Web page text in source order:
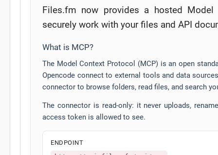
Files.fm now provides a hosted
securely work with your files and API
What is MCP?
The Model Context Protocol (MCP) is an open
Opencode connect to external tools and data
connector to browse folders, read files, and search
The connector is read-only: it never uploads,
access token is allowed to see.
ENDPOINT